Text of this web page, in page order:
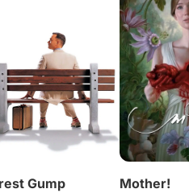
Gump Mother!